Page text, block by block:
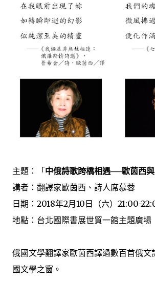
主題：「中俄詩歌跨橋相遇──歐茵西
講者：翻譯家歐茵西、詩人席慕蓉
日期：2018年2月10日（六）21:00-
地點：台北國際書展世貿一館主題廣場
俄國文學翻譯家歐茵西譯過數百首俄文
國文學之窗。